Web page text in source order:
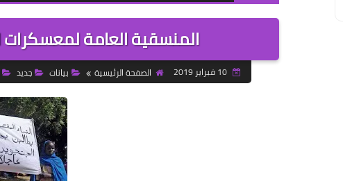
المنسقية العامة لمعسكرات
10 فبراير 2019 الصفحة الرئيسية بيانات جديد